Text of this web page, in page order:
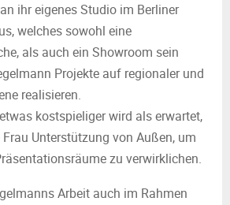
ihr eigenes Studio im Berliner
welches sowohl eine
als auch ein Showroom sein
Projekte auf regionaler und
realisieren.
kostspieliger wird als erwartet,
Unterstützung von Außen, um
zu verwirklichen.
Arbeit auch im Rahmen